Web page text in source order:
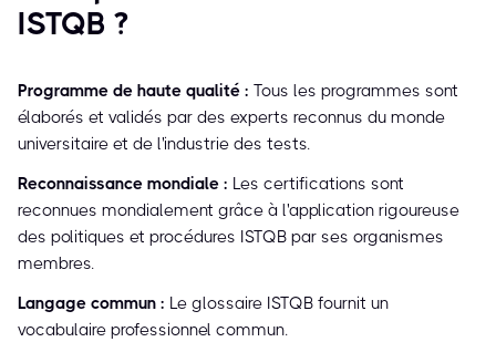
ISTQB ?
Programme de haute qualité : Tous les programmes sont
élaborés et validés par des experts reconnus du monde
universitaire et de l'industrie des tests.
Reconnaissance mondiale : Les certifications sont
reconnues mondialement grâce à l'application rigoureuse
des politiques et procédures ISTQB par ses organismes
membres.
Langage commun : Le glossaire ISTQB fournit un
vocabulaire professionnel commun.